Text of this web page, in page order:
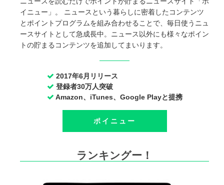
イニュー」。 ニュースという暮らしに密着したコンテンツ
とポイントプログラムを組み合わせることで、毎日使うニュ
ースサイトとして急成長中。ニュース以外にも様々なポイン
トの貯まるコンテンツを追加してまいります。
2017年6月リリース
登録者30万人突破
Amazon、iTunes、Google Playと提携
ポイニュー
ランキングー！